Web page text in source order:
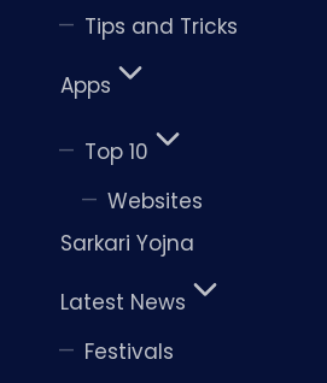
Tips and Tricks
Apps
Top 10
Websites
Sarkari Yojna
Latest News
Festivals